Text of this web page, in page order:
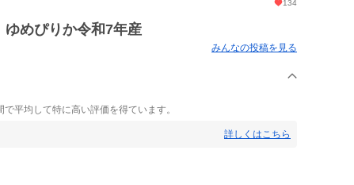
134
めぴりか令和7年産
みんなの投稿を見る
平均して特に高い評価を得ています。
詳しくはこちら